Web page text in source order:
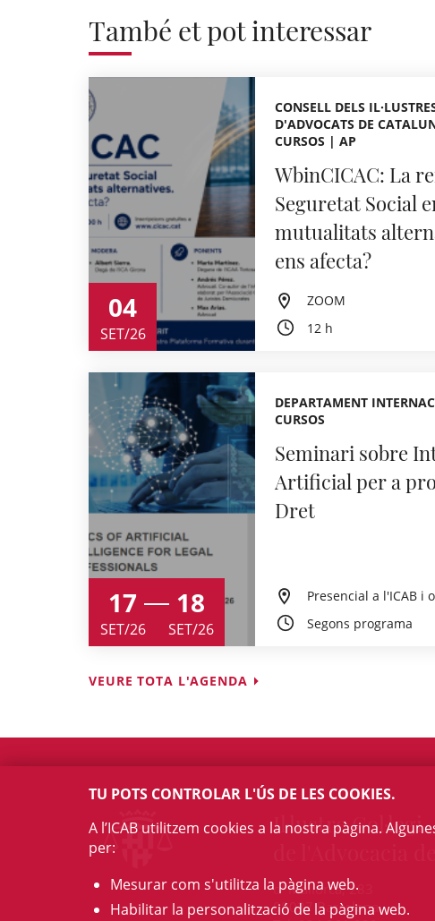
També et pot interessar
04
SET/26
CONSELL DELS
D'ADVOCATS DE
CURSOS | AP
WbinCICAC: La
Seguretat Social
mutualitats
ens afecta?
ZOOM
12 h
17
SET/26
18
SET/26
DEPARTAMENT
CURSOS
Seminari sobre
Artificial per a
Dret
Presencial a l'ICAB i
Segons programa
VEURE TOTA L'AGENDA
Il·lustre Col·legi
c/ Mallorca, 283
08037 Barcelona
TU POTS CONTROLAR L'ÚS DE LES COOKIES.
A l’ICAB utilitzem cookies a la nostra pàgina.
per:
Mesurar com s'utilitza la pàgina web.
Habilitar la personalització de la pàgina web.